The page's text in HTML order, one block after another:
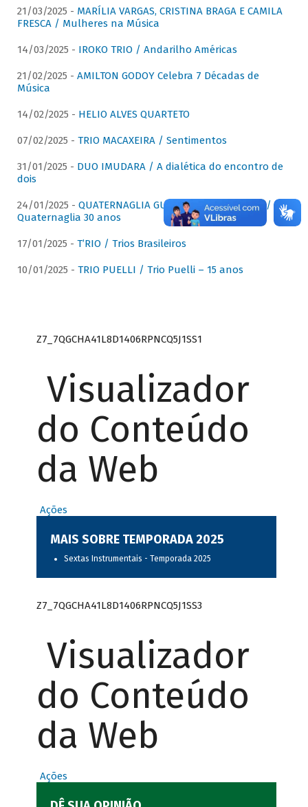
21/03/2025 - MARÍLIA VARGAS, CRISTINA BRAGA E CAMILA
FRESCA / Mulheres na Música
14/03/2025 - IROKO TRIO / Andarilho Américas
21/02/2025 - AMILTON GODOY Celebra 7 Décadas de
Música
14/02/2025 - HELIO ALVES QUARTETO
07/02/2025 - TRIO MACAXEIRA / Sentimentos
31/01/2025 - DUO IMUDARA / A dialética do encontro de
dois
24/01/2025 - QUATERNAGLIA GUITAR QUARTET (QGQ) /
Quaternaglia 30 anos
17/01/2025 - T’RIO / Trios Brasileiros
10/01/2025 - TRIO PUELLI / Trio Puelli – 15 anos
Z7_7QGCHA41L8D1406RPNCQ5J1SS1
Visualizador
do Conteúdo
da Web
Ações
MAIS SOBRE TEMPORADA 2025
Sextas Instrumentais - Temporada 2025
Z7_7QGCHA41L8D1406RPNCQ5J1SS3
Visualizador
do Conteúdo
da Web
Ações